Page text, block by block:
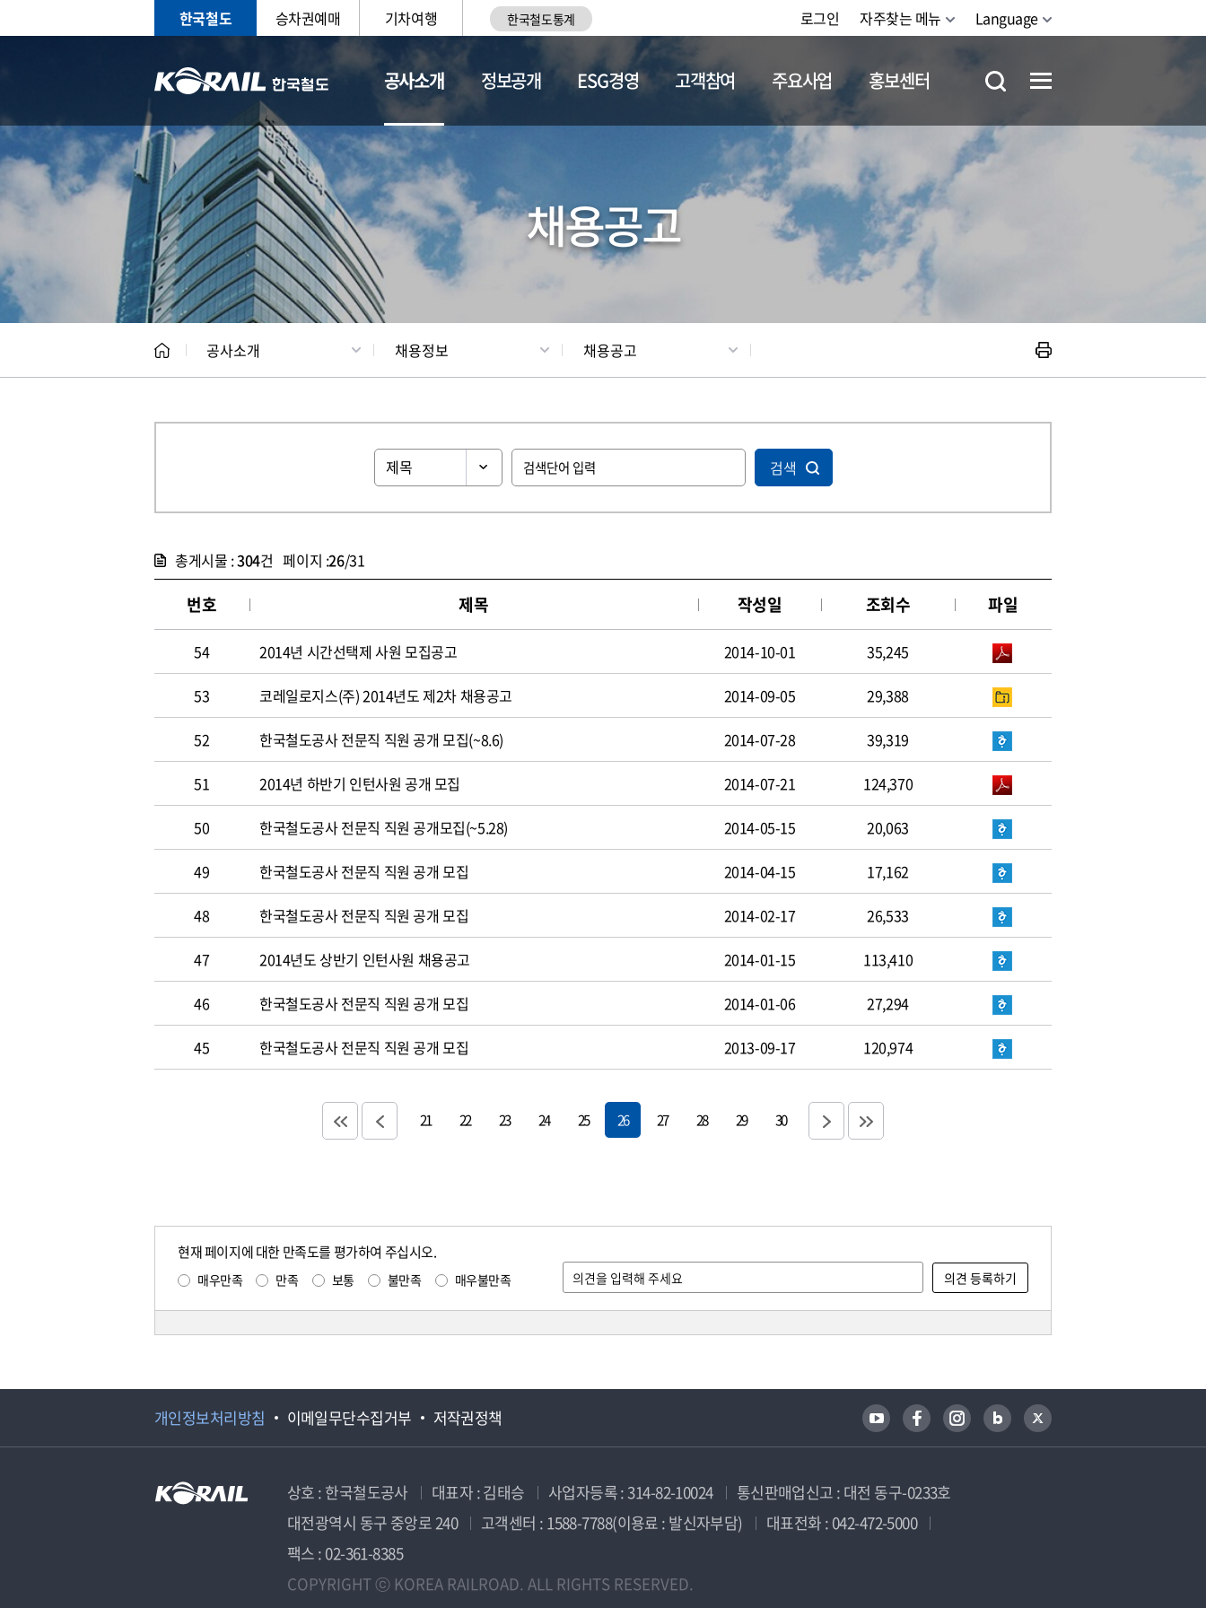
한국철도 승차권예매 기차여행 한국철도통계 로그인 자주찾는 메뉴 Language
공사소개
CEO 일반현황 채용정보
정보공개 ESG경영 고객참여 주요사업 홍보센터
채용공고
공사소개 채용정보 채용공고
검색
총게시물 :304건 페이지 :26/31
번호 제목 작성일 조회수 파일
54 2014년 시간선택제 사원 모집공고 2014-10-01 35,245
53 코레일로지스(주) 2014년도 제2차 채용공고 2014-09-05 29,388
52 한국철도공사 전문직 직원 공개 모집(~8.6) 2014-07-28 39,319
51 2014년 하반기 인턴사원 공개 모집 2014-07-21 124,370
50 한국철도공사 전문직 직원 공개모집(~5.28) 2014-05-15 20,063
49 한국철도공사 전문직 직원 공개 모집 2014-04-15 17,162
48 한국철도공사 전문직 직원 공개 모집 2014-02-17 26,533
47 2014년도 상반기 인턴사원 채용공고 2014-01-15 113,410
46 한국철도공사 전문직 직원 공개 모집 2014-01-06 27,294
45 한국철도공사 전문직 직원 공개 모집 2013-09-17 120,974
21 22 23 24 25 26 27 28 29 30
현재 페이지에 대한 만족도를 평가하여 주십시오.
매우만족 만족 보통 불만족 매우불만족
개인정보처리방침 이메일무단수집거부 저작권정책
상호 : 한국철도공사 대표자 : 김태승 사업자등록 : 314-82-10024
통신판매업신고 : 대전 동구-0233호
대전광역시 동구 중앙로 240
고객센터 : 1588-7788(이용료 : 발신자부담)
대표전화 : 042-472-5000
팩스 : 02-361-8385
COPYRIGHT ⓒ KOREA RAILROAD. ALL RIGHTS RESERVED.